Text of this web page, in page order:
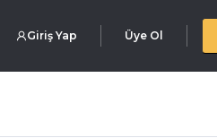
Giriş Yap Üye Ol